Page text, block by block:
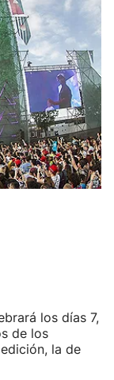
los días 7,
de los
la de